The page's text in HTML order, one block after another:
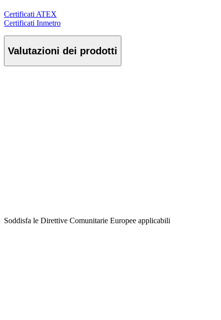
Certificati ATEX
Certificati Inmetro
Valutazioni dei prodotti
Soddisfa le Direttive Comunitarie Europee applicabili